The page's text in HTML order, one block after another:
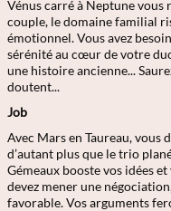
Vénus carré à Neptune vous
couple, le domaine familial
émotionnel. Vous avez
sérénité au cœur de votre
une histoire ancienne...
doutent...
Job
Avec Mars en Taureau, vous
d’autant plus que le trio
Gémeaux booste vos idées
devez mener une
favorable. Vos arguments